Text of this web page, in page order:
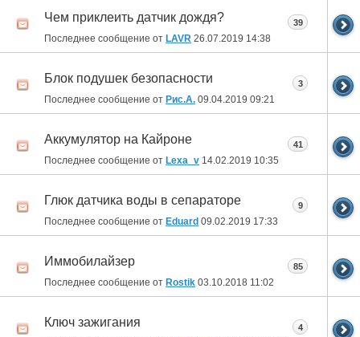
Чем приклеить датчик дождя?
Последнее сообщение от LAVR 26.07.2019 14:38
39
Блок подушек безопасности
Последнее сообщение от Рис.А. 09.04.2019 09:21
3
Аккумулятор на Кайроне
Последнее сообщение от Lexa_v 14.02.2019 10:35
41
Глюк датчика воды в сепараторе
Последнее сообщение от Eduard 09.02.2019 17:33
9
Иммобилайзер
Последнее сообщение от Rostik 03.10.2018 11:02
85
Ключ зажигания 4